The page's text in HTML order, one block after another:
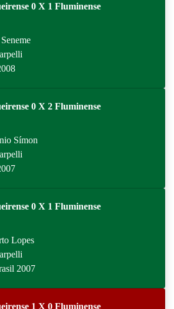
0 X 1 Fluminense
0 X 2 Fluminense
Símon
0 X 1 Fluminense
Lopes
2007
1 X 0 Fluminense